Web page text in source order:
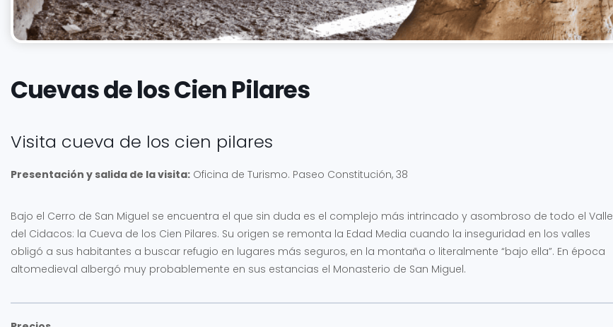
Cuevas de los Cien Pilares
Visita cueva de los cien pilares
Presentación y salida de la visita: Oficina de Turismo. Paseo Constitución, 38
Bajo el Cerro de San Miguel se encuentra el que sin duda es el complejo más intrincado y asombroso de todo el Valle
del Cidacos: la Cueva de los Cien Pilares. Su origen se remonta la Edad Media cuando la inseguridad en los valles
obligó a sus habitantes a buscar refugio en lugares más seguros, en la montaña o literalmente “bajo ella”. En época
altomedieval albergó muy probablemente en sus estancias el Monasterio de San Miguel.